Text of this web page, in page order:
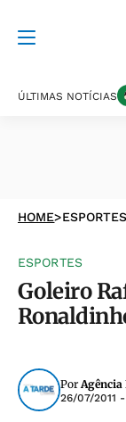
ÚLTIMAS NOTÍCIAS
HOME>ESPORTES
ESPORTES
Goleiro
PorAgência
26/07/2011